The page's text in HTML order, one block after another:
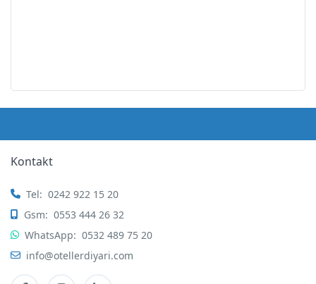
Kontakt
Tel: 0242 922 15 20
Gsm: 0553 444 26 32
WhatsApp: 0532 489 75 20
info@otellerdiyari.com